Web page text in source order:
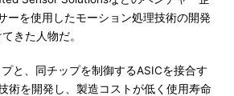
ーを使用したモーション処理技術の開発
きた人物だ。
と、同チップを制御するASICを接合す
術を開発し、製造コストが低く使用寿命